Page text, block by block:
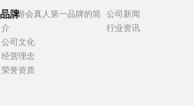
品牌
j9九游会真人第一品牌的简
介
公司文化
经营理念
荣誉资质
公司新闻
行业资讯